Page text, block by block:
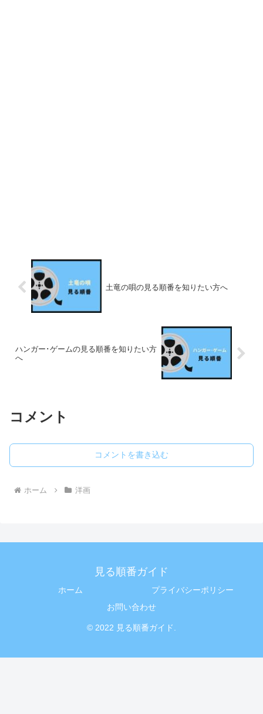
土竜の唄の見る順番を知りたい方へ
ハンガー･ゲームの見る順番を知りたい方
へ
コメント
コメントを書き込む
ホーム 洋画
見る順番ガイド
ホーム
プライバシーポリシー
お問い合わせ
© 2022 見る順番ガイド.